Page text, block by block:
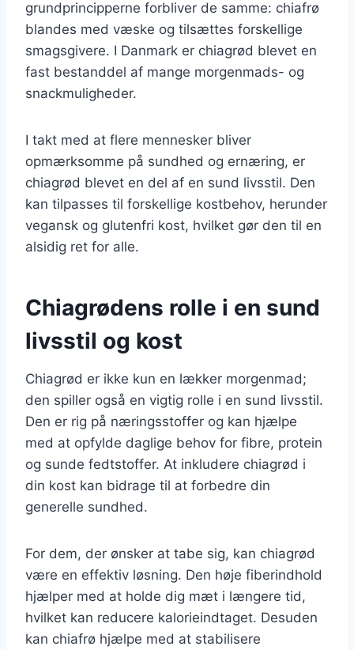
grundprincipperne forbliver de samme: chiafrø
blandes med væske og tilsættes forskellige
smagsgivere. I Danmark er chiagrød blevet en
fast bestanddel af mange morgenmads- og
snackmuligheder.
I takt med at flere mennesker bliver
opmærksomme på sundhed og ernæring, er
chiagrød blevet en del af en sund livsstil. Den
kan tilpasses til forskellige kostbehov, herunder
vegansk og glutenfri kost, hvilket gør den til en
alsidig ret for alle.
Chiagrødens rolle i en sund
livsstil og kost
Chiagrød er ikke kun en lækker morgenmad;
den spiller også en vigtig rolle i en sund livsstil.
Den er rig på næringsstoffer og kan hjælpe
med at opfylde daglige behov for fibre, protein
og sunde fedtstoffer. At inkludere chiagrød i
din kost kan bidrage til at forbedre din
generelle sundhed.
For dem, der ønsker at tabe sig, kan chiagrød
være en effektiv løsning. Den høje fiberindhold
hjælper med at holde dig mæt i længere tid,
hvilket kan reducere kalorieindtaget. Desuden
kan chiafrø hjælpe med at stabilisere